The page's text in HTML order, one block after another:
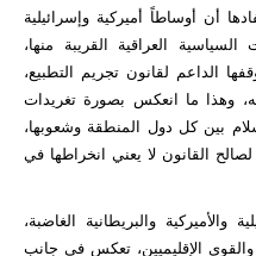
أن أوساطاً أميركية وإسرائيلية
العراقية القريبة منها،
الداعم لقانون تجريم التطبيع،
وهذا ما انعكس بصورة تغريدات
بين كل دول المنطقة وشعوبها،
القانون لا يعني انخراطها في
والبريطانية الغاضبة،
والقوى الإقليميين، تعكس في جانب